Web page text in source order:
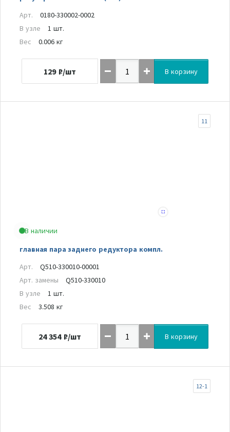
Арт.
0180-330002-0002
В узле
1 шт.
Вес
0.006 кг
129 ₽/шт В корзину
В наличии
главная пара заднего редуктора компл.
11
Арт.
Q510-330010-00001
Арт. замены
Q510-330010
В узле
1 шт.
Вес
3.508 кг
24 354 ₽/шт В корзину
12-1